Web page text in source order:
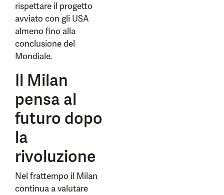
rispettare il progetto
avviato con gli USA
almeno fino alla
conclusione del
Mondiale.
Il Milan
pensa al
futuro dopo
la
rivoluzione
Nel frattempo il Milan
continua a valutare